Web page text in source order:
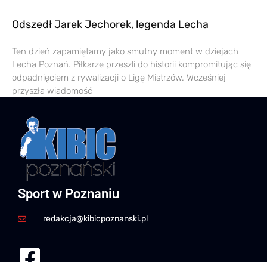
Odszedł Jarek Jechorek, legenda Lecha
Ten dzień zapamiętamy jako smutny moment w dziejach
Lecha Poznań. Piłkarze przeszli do historii kompromitując się
odpadnięciem z rywalizacji o Ligę Mistrzów. Wcześniej
przyszła wiadomość
Sport w Poznaniu
redakcja@kibicpoznanski.pl